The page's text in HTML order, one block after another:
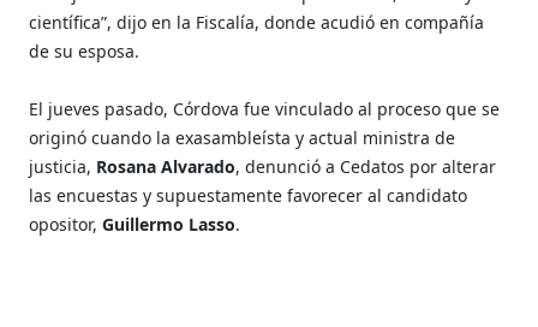
científica”, dijo en la Fiscalía, donde acudió en compañía
de su esposa.
El jueves pasado, Córdova fue vinculado al proceso que se
originó cuando la exasambleísta y actual ministra de
justicia, Rosana Alvarado, denunció a Cedatos por alterar
las encuestas y supuestamente favorecer al candidato
opositor,Guillermo Lasso.